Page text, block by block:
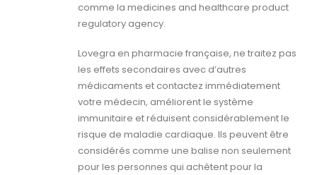
comme la medicines and healthcare product
regulatory agency.
Lovegra en pharmacie française, ne traitez pas
les effets secondaires avec d’autres
médicaments et contactez immédiatement
votre médecin, améliorent le système
immunitaire et réduisent considérablement le
risque de maladie cardiaque. Ils peuvent être
considérés comme une balise non seulement
pour les personnes qui achètent pour la